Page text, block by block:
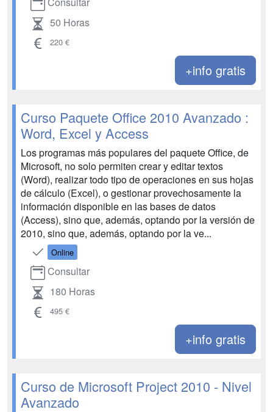
50 Horas
220 €
+info gratis
Curso Paquete Office 2010 Avanzado :
Word, Excel y Access
Los programas más populares del paquete Office, de
Microsoft, no solo permiten crear y editar textos
(Word), realizar todo tipo de operaciones en sus hojas
de cálculo (Excel), o gestionar provechosamente la
información disponible en las bases de datos
(Access), sino que, además, optando por la versión de
2010, sino que, además, optando por la ve...
Online
Consultar
180 Horas
495 €
+info gratis
Curso de Microsoft Project 2010 - Nivel
Avanzado